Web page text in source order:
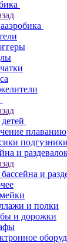
плаванию
подгузники
и
и
и полки
и дорожки